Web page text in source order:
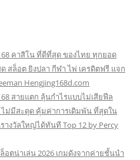
คาสิโน ที่ดีที่สุด ของไทย ทุกยอด
สล็อต ยิงปลา กีฬา ไพ่ เครดิตฟรี แจก
Hengjing168d.com
สายแตก ลุ้นกำไรแบบไม่เสียฟีล
ม่มีสะดุด คุ้มค่าการเดิมพัน ที่สุดใน
างวัลใหญ่ได้ทันที Top 12 by Percy
ตน่าเล่น 2026 เกมดังจากค่ายชั้นนำ